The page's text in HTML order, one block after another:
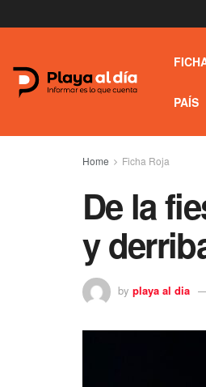
PAÍS
Home Ficha Roja
De la
y
by playa al dia